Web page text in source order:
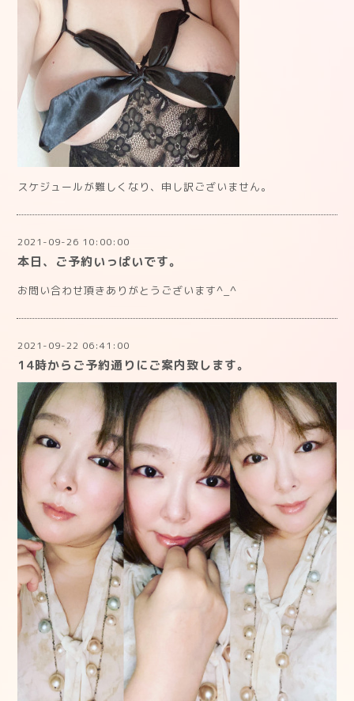
スケジュールが難しくなり、申し訳ございません。
2021-09-26 10:00:00
本日、ご予約いっぱいです。
お問い合わせ頂きありがとうございます^_^
2021-09-22 06:41:00
14時からご予約通りにご案内致します。